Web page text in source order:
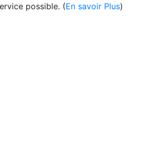
possible. (En savoir Plus)